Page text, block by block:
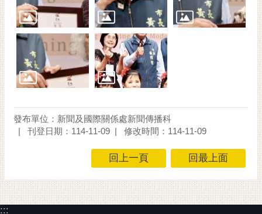
發布單位：新聞及國際關係處新聞傳播科
刊登日期：114-11-09
修改時間：114-11-09
回上一頁 回最上面
:::